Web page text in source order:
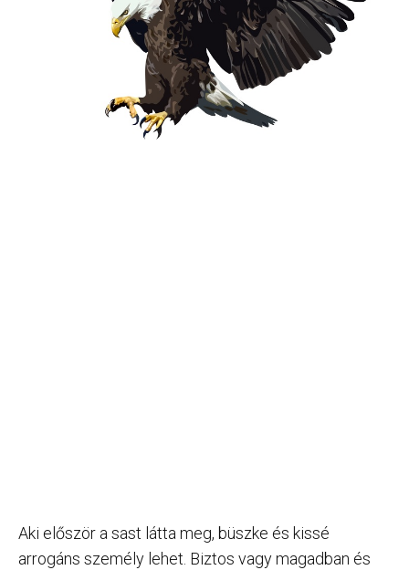
Aki először a sast látta meg, büszke és kissé
arrogáns személy lehet. Biztos vagy magadban és